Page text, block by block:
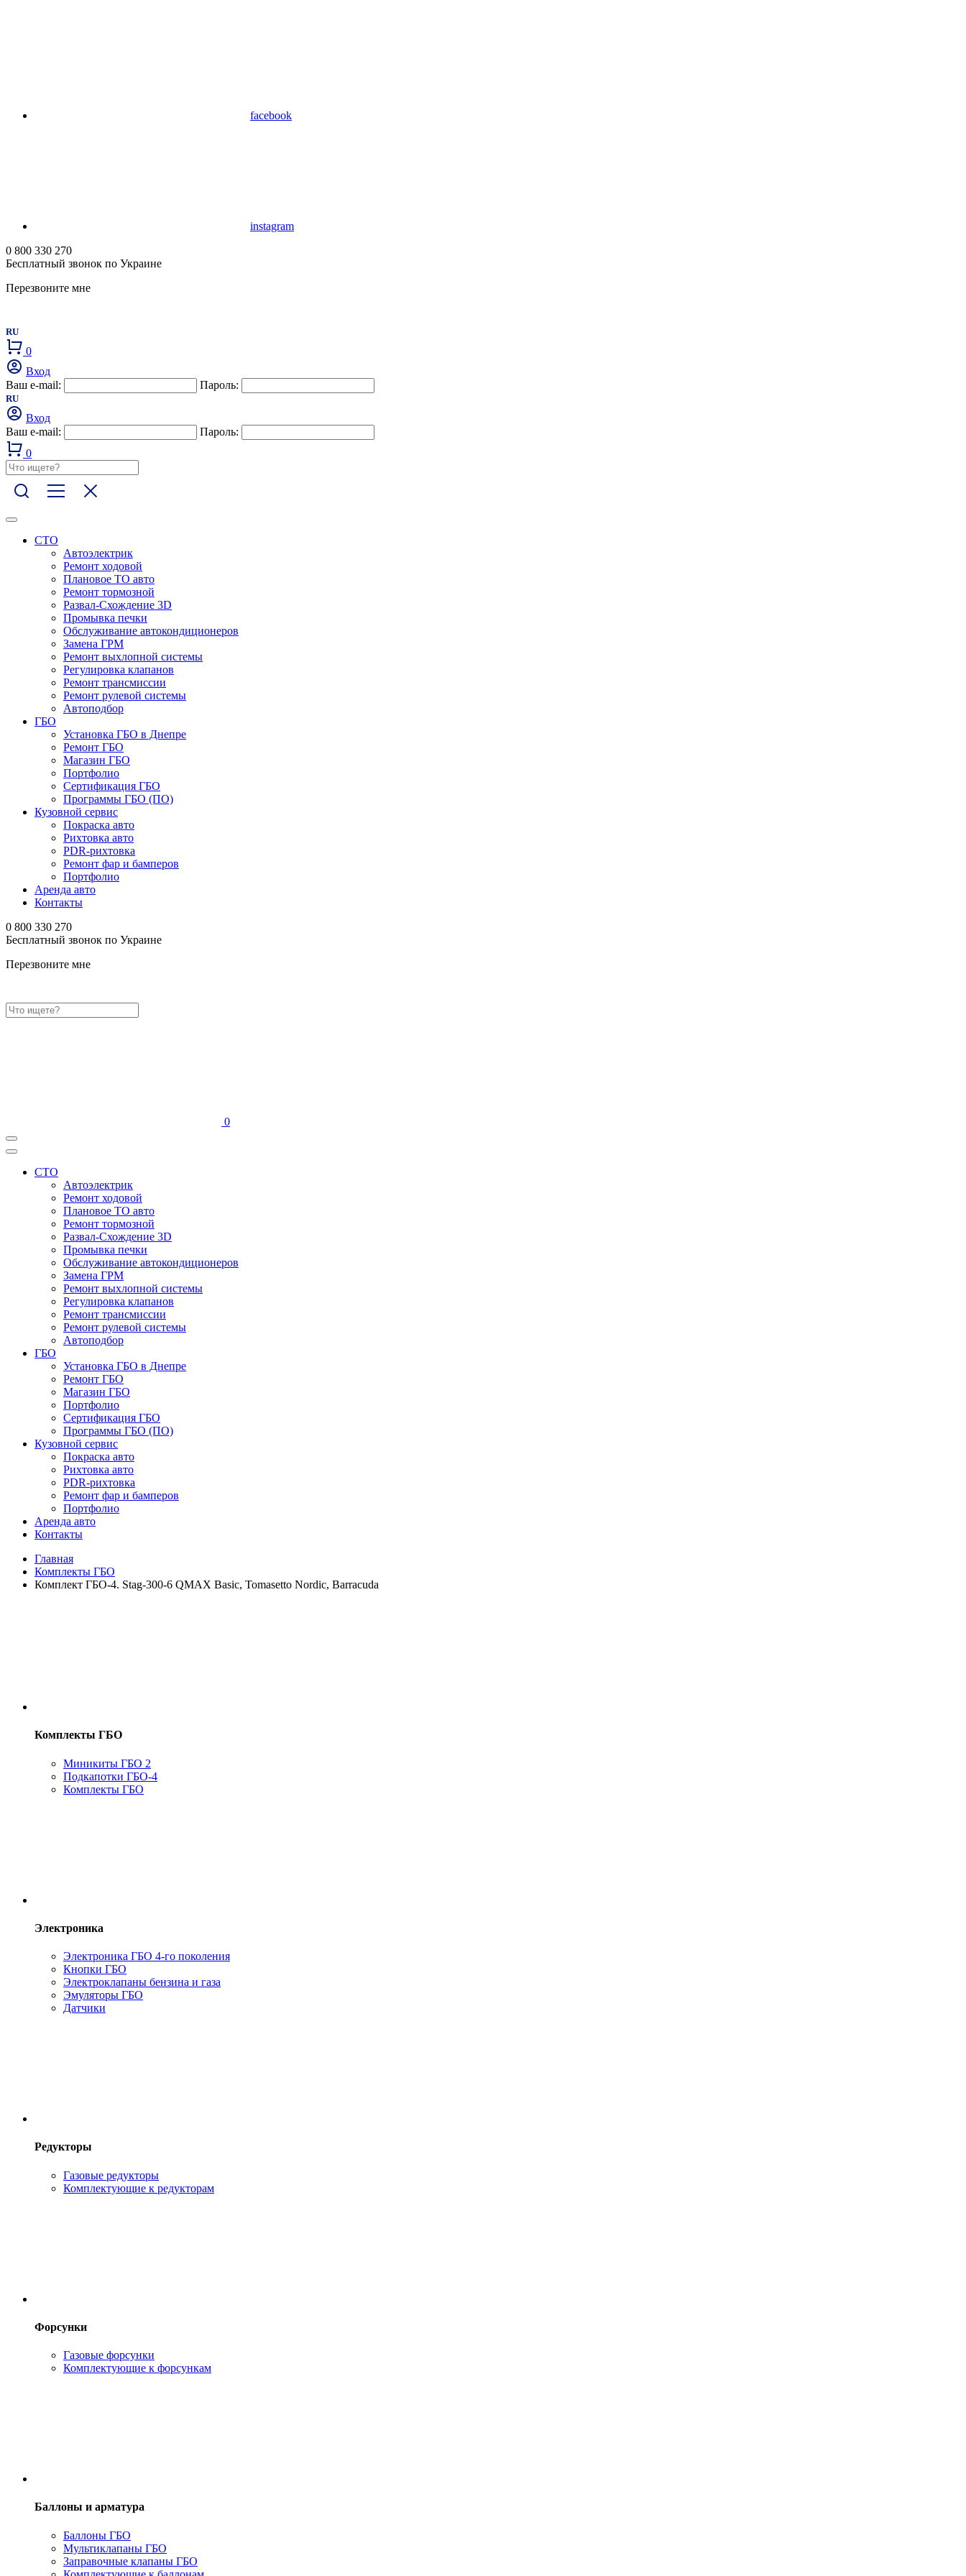
facebook
instagram
0 800 330 270
Бесплатный звонок по Украине
Перезвоните мне
RU
0
Вход
Ваш e-mail:
Пароль:
RU
Вход
Ваш e-mail:
Пароль:
0
СТО
Автоэлектрик
Ремонт ходовой
Плановое ТО авто
Ремонт тормозной
Развал-Схождение 3D
Промывка печки
Обслуживание автокондиционеров
Замена ГРМ
Ремонт выхлопной системы
Регулировка клапанов
Ремонт трансмиссии
Ремонт рулевой системы
Автоподбор
ГБО
Установка ГБО в Днепре
Ремонт ГБО
Магазин ГБО
Портфолио
Сертификация ГБО
Программы ГБО (ПО)
Кузовной сервис
Покраска авто
Рихтовка авто
PDR-рихтовка
Ремонт фар и бамперов
Портфолио
Аренда авто
Контакты
0 800 330 270
Бесплатный звонок по Украине
Перезвоните мне
0
СТО
Автоэлектрик
Ремонт ходовой
Плановое ТО авто
Ремонт тормозной
Развал-Схождение 3D
Промывка печки
Обслуживание автокондиционеров
Замена ГРМ
Ремонт выхлопной системы
Регулировка клапанов
Ремонт трансмиссии
Ремонт рулевой системы
Автоподбор
ГБО
Установка ГБО в Днепре
Ремонт ГБО
Магазин ГБО
Портфолио
Сертификация ГБО
Программы ГБО (ПО)
Кузовной сервис
Покраска авто
Рихтовка авто
PDR-рихтовка
Ремонт фар и бамперов
Портфолио
Аренда авто
Контакты
Главная
Комплекты ГБО
Комплект ГБО-4. Stag-300-6 QMAX Basic, Tomasetto Nordic, Barracuda
Комплекты ГБО
Миникиты ГБО 2
Подкапотки ГБО-4
Комплекты ГБО
Электроника
Электроника ГБО 4-го поколения
Кнопки ГБО
Электроклапаны бензина и газа
Эмуляторы ГБО
Датчики
Редукторы
Газовые редукторы
Комплектующие к редукторам
Форсунки
Газовые форсунки
Комплектующие к форсункам
Баллоны и арматура
Баллоны ГБО
Мультиклапаны ГБО
Заправочные клапаны ГБО